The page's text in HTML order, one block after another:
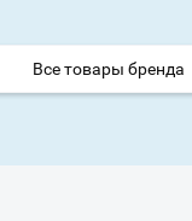
Все товары бренда